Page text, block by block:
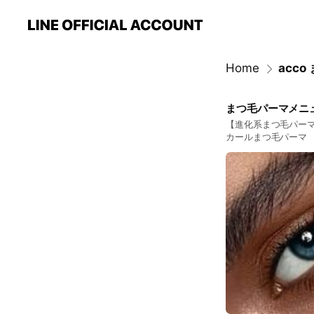
Home
まつ毛パーマメニ
【進化系まつ毛パーマ】
カールまつ毛パーマ 【初回】】パリジェンヌラッシュリフトorラッシュリフト ¥5,500 【再来】パリジェンヌラッシュリ
お客様へ】ご来店時
ご予約当日のキャ